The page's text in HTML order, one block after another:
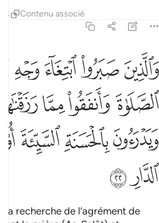
Contenu associé
والذين صبروا ابتغاء وجه ربهم واقاموا
وَٱلَّذِينَ صَبَرُوا۟ ٱبْتِغَآءَ وَجْهِ
ﱩﱪﱫﱬ
ﱯﱰﱱﱲ
ﱵﱶﱷ
ﱻﱼ
la recherche de l’agrément de